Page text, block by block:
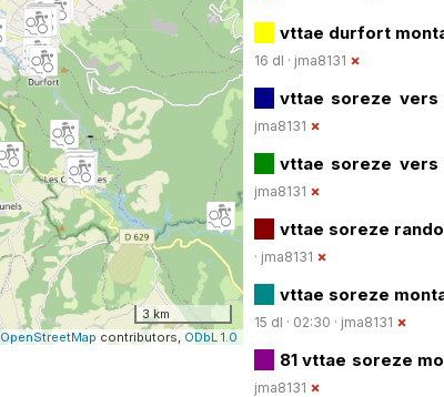
3 km
OpenStreetMap contributors, ODbL 1.0
vttae durfort
16 dl · jma8131
vttae soreze vers
jma8131
vttae soreze vers
jma8131
vttae soreze
· jma8131
vttae soreze
15 dl · 02:30 · jma8131
81 vttae soreze
jma8131